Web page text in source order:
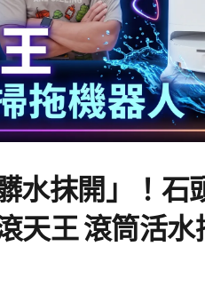
水抹開」！石
天王 滾筒活